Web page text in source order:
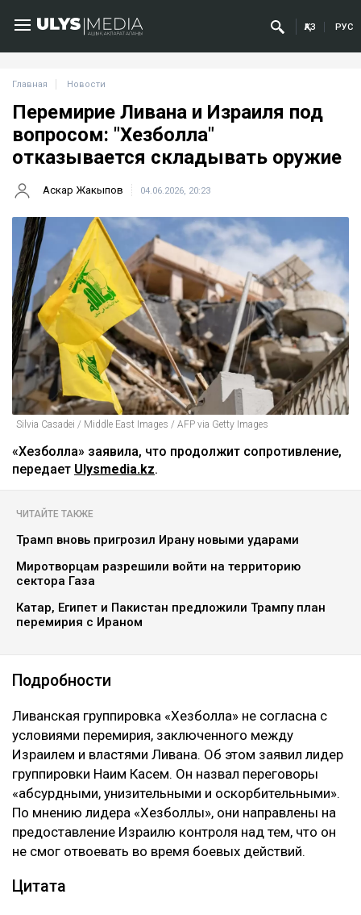
ҚАЗ РУС
Главная Новости
Перемирие Ливана и Израиля под
вопросом: "Хезболла"
отказывается складывать оружие
Аскар Жакыпов 04.06.2026, 20:23
Silvia Casadei / Middle East Images / AFP via Getty Images
«Хезболла» заявила, что продолжит сопротивление,
передает Ulysmedia.kz.
ЧИТАЙТЕ ТАКЖЕ
Трамп вновь пригрозил Ирану новыми ударами
Миротворцам разрешили войти на территорию
сектора Газа
Катар, Египет и Пакистан предложили Трампу план
перемирия с Ираном
Подробности
Ливанская группировка «Хезболла» не согласна с
условиями перемирия, заключенного между
Израилем и властями Ливана. Об этом заявил лидер
группировки Наим Касем. Он назвал переговоры
«абсурдными, унизительными и оскорбительными».
По мнению лидера «Хезболлы», они направлены на
предоставление Израилю контроля над тем, что он
не смог отвоевать во время боевых действий.
Цитата